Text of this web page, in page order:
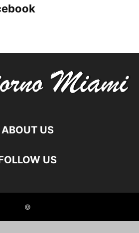
ABOUT US
US
©